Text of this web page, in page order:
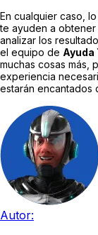
En cualquier caso,
te ayuden a obtener
analizar los
el equipo de Ayuda
muchas cosas más,
experiencia
estarán encantados
Autor: